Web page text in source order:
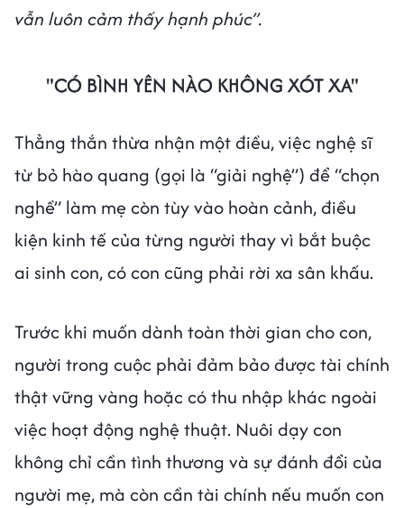
vẫn luôn cảm thấy hạnh phúc”.
"CÓ BÌNH YÊN NÀO KHÔNG XÓT XA"
Thẳng thắn thừa nhận một điều, việc nghệ sĩ
từ bỏ hào quang (gọi là “giải nghệ”) để “chọn
nghề” làm mẹ còn tùy vào hoàn cảnh, điều
kiện kinh tế của từng người thay vì bắt buộc
ai sinh con, có con cũng phải rời xa sân khấu.
Trước khi muốn dành toàn thời gian cho con,
người trong cuộc phải đảm bảo được tài chính
thật vững vàng hoặc có thu nhập khác ngoài
việc hoạt động nghệ thuật. Nuôi dạy con
không chỉ cần tình thương và sự đánh đổi của
người mẹ, mà còn cần tài chính nếu muốn con